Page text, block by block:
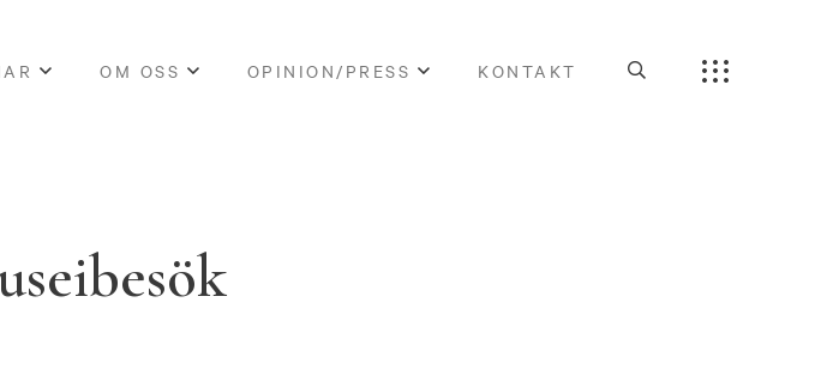
OM OSS OPINION/PRESS KONTAKT